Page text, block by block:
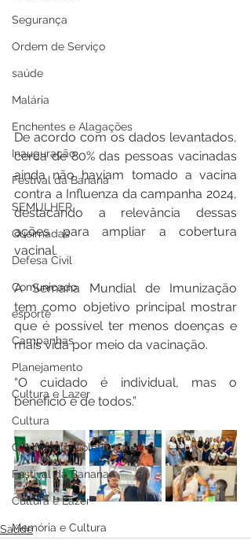
Segurança
Ordem de Serviço
saúde
Malária
Enchentes e Alagações
Inauguração
Festival da Banana
SEMULHER
Queimadas
Defesa Civil
Comunicado
esporte
Campanhas
Planejamento
Cultura e Lazer
Cultura
Casamento Coletivo
Festival da Banana
Cultura e Lazer
Memória e Cultura
De acordo com os dados levantados,
cerca de 80% das pessoas vacinadas
ainda não haviam tomado a vacina
contra a Influenza da campanha 2024,
destacando a relevância dessas
ações para ampliar a cobertura
vacinal.
A Semana Mundial de Imunização
tem como objetivo principal mostrar
que é possível ter menos doenças e
mais vida por meio da vacinação.
“O cuidado é individual, mas o
benefício é de todos.”
Saúde